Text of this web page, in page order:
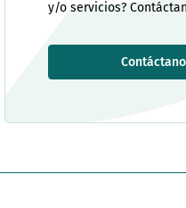
y/o servicios?